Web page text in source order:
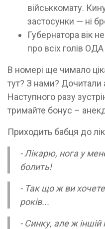
військкомату.
застосунки — ні
Губернатора вік
про всіх голів
В номері ще чимало
тут? З нами? Дочитали
Наступного разу
тримайте бонус –
Приходить бабця до
- Лікарю, нога у
болить!
- Так що ж ви
років...
- Синку, але ж іншій